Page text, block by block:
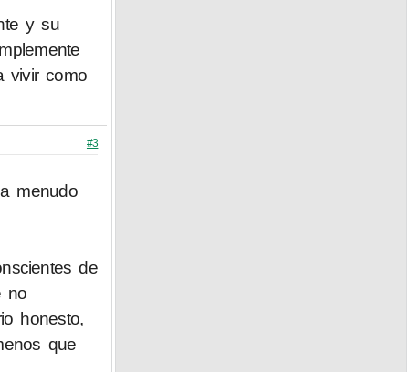
y su
vivir como
#3
menudo
de
no
honesto,
que